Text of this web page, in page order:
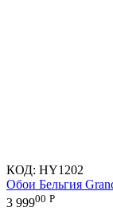
КОД: HY1202
Обои Бельгия
3 99900 Р